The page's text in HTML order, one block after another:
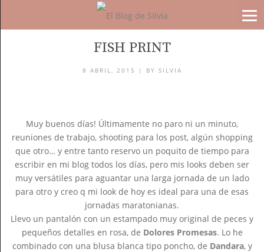
FISH PRINT
8 ABRIL, 2015 | BY SILVIA
Muy buenos días! Últimamente no paro ni un minuto,
reuniones de trabajo, shooting para los post, algún shopping
que otro… y entre tanto reservo un poquito de tiempo para
escribir en mi blog todos los días, pero mis looks deben ser
muy versátiles para aguantar una larga jornada de un lado
para otro y creo q mi look de hoy es ideal para una de esas
jornadas maratonianas.
Llevo un pantalón con un estampado muy original de peces y
pequeños detalles en rosa, de Dolores Promesas. Lo he
combinado con una blusa blanca tipo poncho, de Dandara, y